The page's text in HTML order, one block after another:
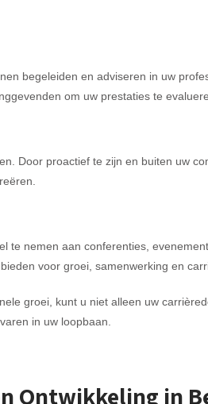
begeleiden en adviseren in uw
om uw prestaties te
Door proactief te zijn en buiten uw
te nemen aan conferenties,
voor groei, samenwerking en
groei, kunt u niet alleen uw
in uw loopbaan.
Ontwikkeling in